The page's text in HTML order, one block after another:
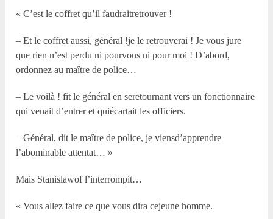
« C’est le coffret qu’il faudraitretrouver !
– Et le coffret aussi, général !je le retrouverai ! Je vous jure
que rien n’est perdu ni pourvous ni pour moi ! D’abord,
ordonnez au maître de police…
– Le voilà ! fit le général en seretournant vers un fonctionnaire
qui venait d’entrer et quiécartait les officiers.
– Général, dit le maître de police, je viensd’apprendre
l’abominable attentat… »
Mais Stanislawof l’interrompit…
« Vous allez faire ce que vous dira cejeune homme.